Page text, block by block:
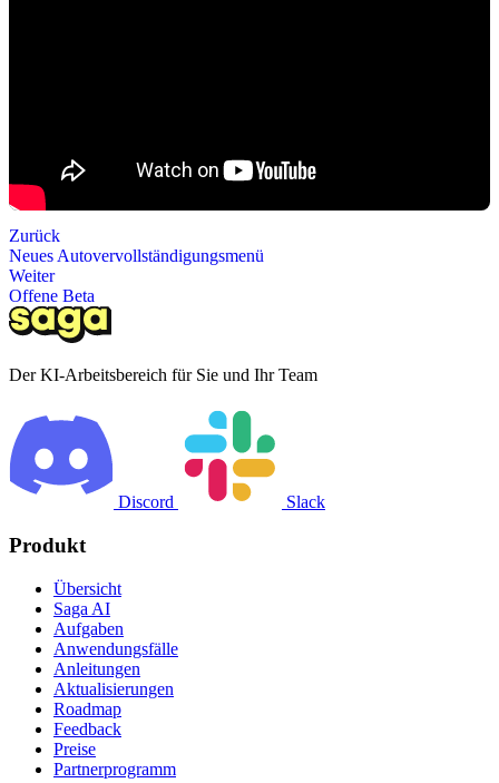
Zurück
Neues Autovervollständigungsmenü
Weiter
Offene Beta
Der KI-Arbeitsbereich für Sie und Ihr Team
Discord Slack
Produkt
Übersicht
Saga AI
Aufgaben
Anwendungsfälle
Anleitungen
Aktualisierungen
Roadmap
Feedback
Preise
Partnerprogramm